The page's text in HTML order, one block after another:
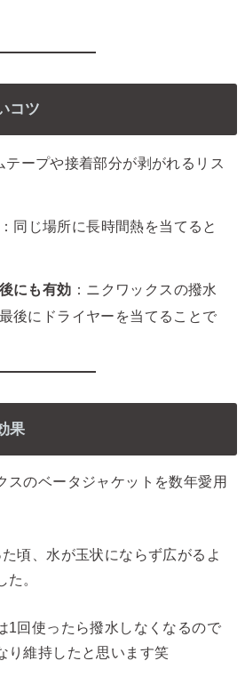
コツ
テープや接着部分が剥がれるリス
：同じ場所に長時間熱を当てると
にも有効 ：ニクワックスの撥水
後にドライヤーを当てることで
果
スのベータジャケットを数年愛用
頃、水が玉状にならず広がるよ
た。
1回使ったら撥水しなくなるので
り維持したと思います笑